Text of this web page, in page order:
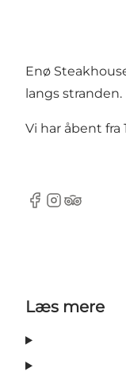
Enø
langs stranden.
Vi har åbent
Facebook
Instagram
TripAdvisor
Læs mere